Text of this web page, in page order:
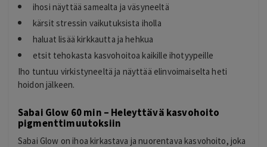
ihosi näyttää samealta ja väsyneeltä
kärsit stressin vaikutuksista iholla
haluat lisää kirkkautta ja hehkua
etsit tehokasta kasvohoitoa kaikille ihotyypeille
Iho tuntuu virkistyneeltä ja näyttää elinvoimaiselta heti
hoidon jälkeen.
Sabai Glow 60 min – Heleyttävä kasvohoito
pigmenttimuutoksiin
Sabai Glow on ihoa kirkastava ja nuorentava kasvohoito, joka